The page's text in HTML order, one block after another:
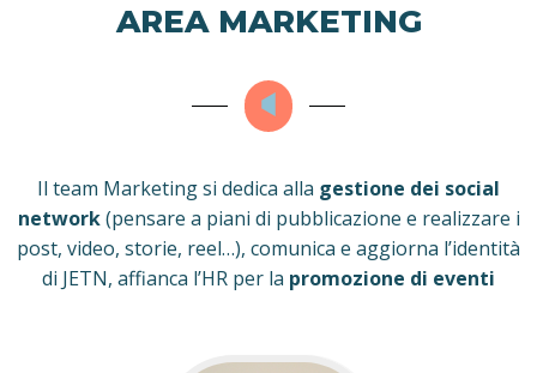
AREA MARKETING
Il team Marketing si dedica alla gestione dei social
network(pensare a piani di pubblicazione e realizzare i
post, video, storie, reel…), comunica e aggiorna l’identità
di JETN, affianca l’HR per la promozione di eventi